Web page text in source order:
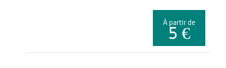
À partir de
5 €